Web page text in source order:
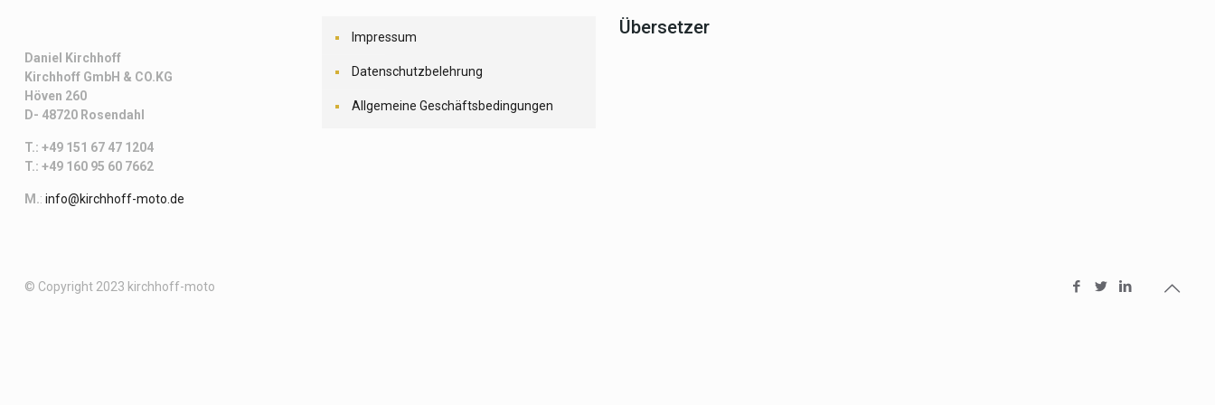
Daniel Kirchhoff
Kirchhoff GmbH & CO.KG
Höven 260
D- 48720 Rosendahl
T.: +49 151 67 47 1204
T.: +49 160 95 60 7662
M.: info@kirchhoff-moto.de
Impressum
Datenschutzbelehrung
Allgemeine Geschäftsbedingungen
Übersetzer
© Copyright 2023 kirchhoff-moto